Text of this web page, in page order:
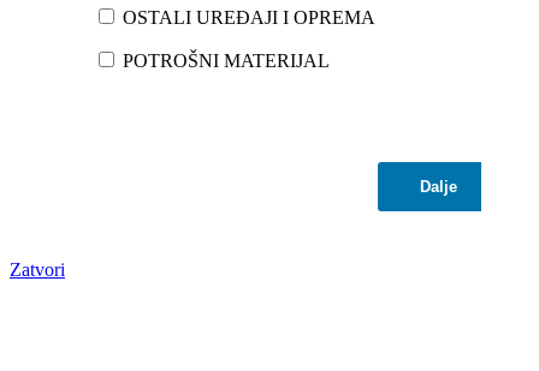
OSTALI UREĐAJI I OPREMA
POTROŠNI MATERIJAL
Dalje
Zatvori